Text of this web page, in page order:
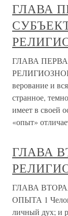
ГЛАВА
ГЛАВА
верование и
странное,
имеет в своей
«опыт»
ГЛАВА
ГЛАВА
ОПЫТА 1
личный дух; и